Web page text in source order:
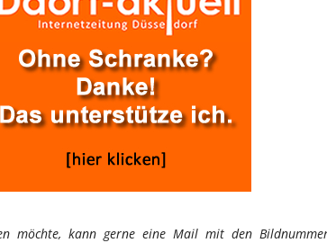
möchte, kann gerne eine Mail mit den